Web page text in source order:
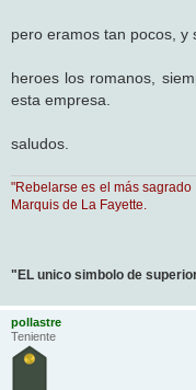
pero eramos tan pocos, y
heroes los romanos,
esta empresa.
saludos.
"Rebelarse es el más
Marquis de La Fayette.
"EL unico simbolo de
pollastre
Teniente